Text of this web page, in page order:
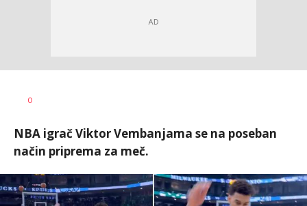
0
NBA igrač Viktor Vembanjama se na poseban
način priprema za meč.